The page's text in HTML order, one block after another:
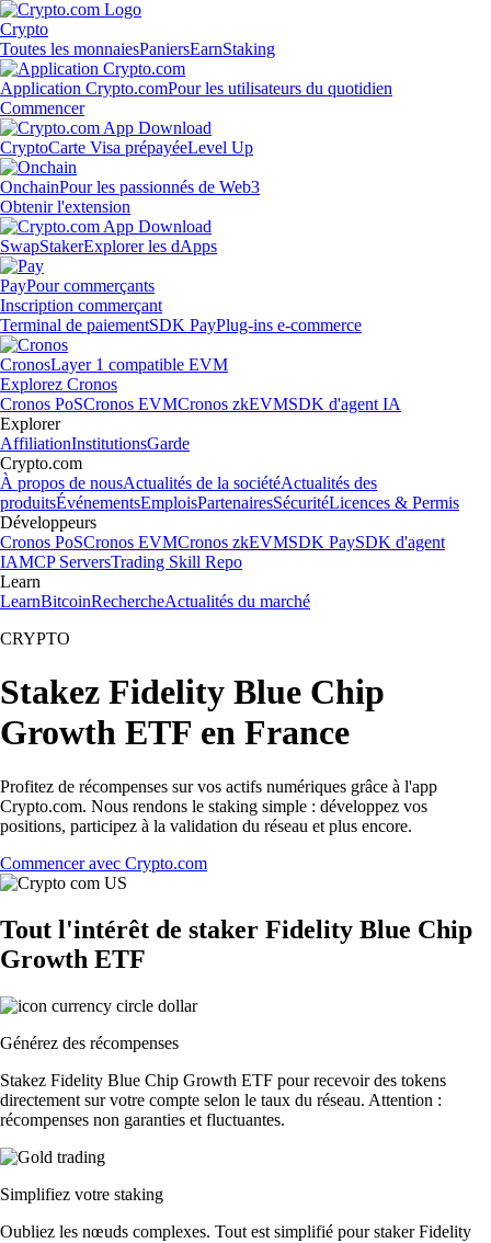
Crypto
Toutes les monnaiesPaniersEarnStaking
Application Crypto.comPour les utilisateurs du quotidien
Commencer
CryptoCarte Visa prépayéeLevel Up
OnchainPour les passionnés de Web3
Obtenir l'extension
SwapStakerExplorer les dApps
PayPour commerçants
Inscription commerçant
Terminal de paiementSDK PayPlug-ins e-commerce
CronosLayer 1 compatible EVM
Explorez Cronos
Cronos PoSCronos EVMCronos zkEVMSDK d'agent IA
Explorer
AffiliationInstitutionsGarde
Crypto.com
À propos de nousActualités de la sociétéActualités des
produitsÉvénementsEmploisPartenairesSécuritéLicences & Permis
Développeurs
Cronos PoSCronos EVMCronos zkEVMSDK PaySDK d'agent
IAMCP ServersTrading Skill Repo
Learn
LearnBitcoinRechercheActualités du marché
CRYPTO
Stakez Fidelity Blue Chip
Growth ETF en France
Profitez de récompenses sur vos actifs numériques grâce à l'app
Crypto.com. Nous rendons le staking simple : développez vos
positions, participez à la validation du réseau et plus encore.
Commencer avec Crypto.com
Tout l'intérêt de staker Fidelity Blue Chip
Growth ETF
Générez des récompenses
Stakez Fidelity Blue Chip Growth ETF pour recevoir des tokens
directement sur votre compte selon le taux du réseau. Attention :
récompenses non garanties et fluctuantes.
Simplifiez votre staking
Oubliez les nœuds complexes. Tout est simplifié pour staker Fidelity